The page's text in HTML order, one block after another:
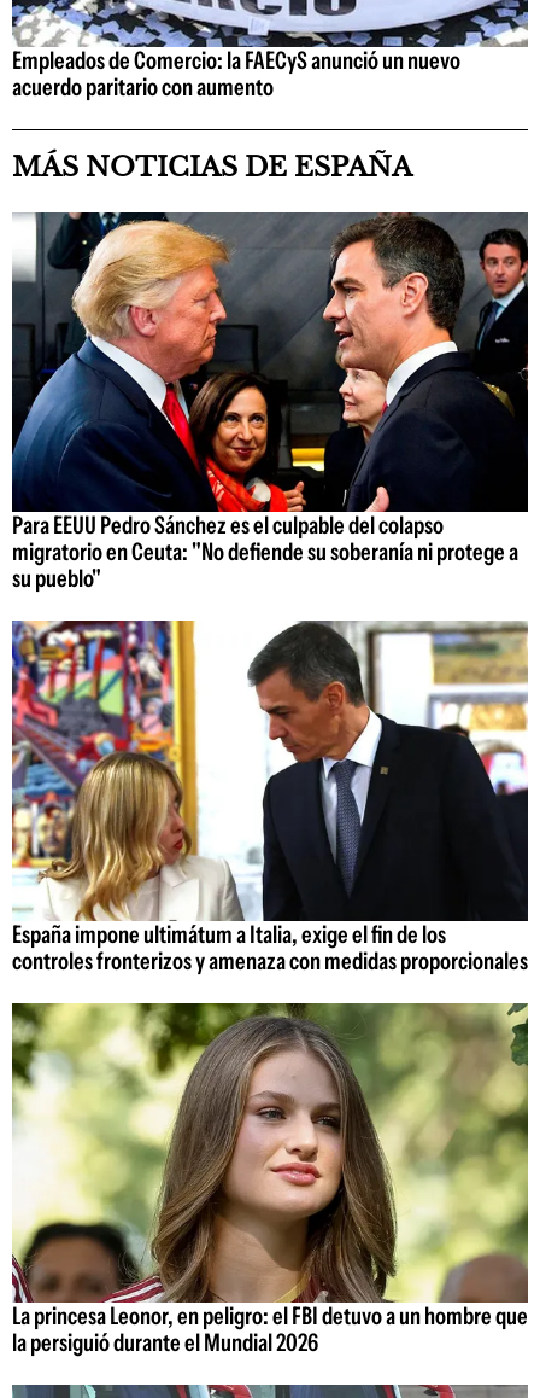
Empleados de Comercio: la FAECyS anunció un nuevo
acuerdo paritario con aumento
MÁS NOTICIAS DE ESPAÑA
Para EEUU Pedro Sánchez es el culpable del colapso
migratorio en Ceuta: "No defiende su soberanía ni protege a
su pueblo"
España impone ultimátum a Italia, exige el fin de los
controles fronterizos y amenaza con medidas proporcionales
La princesa Leonor, en peligro: el FBI detuvo a un hombre que
la persiguió durante el Mundial 2026